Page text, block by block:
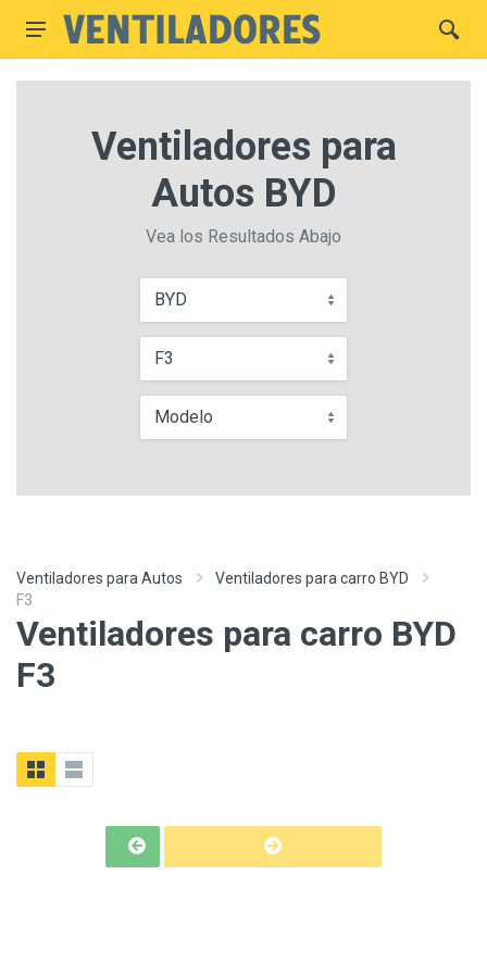
Ventiladores para
Autos BYD
Vea los Resultados Abajo
BYD
F3
Modelo
Ventiladores para Autos
Ventiladores para carro BYD
F3
Ventiladores para carro BYD
F3